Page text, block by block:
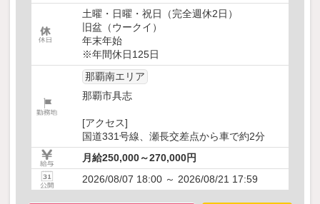
土曜・日曜・祝日（完全週休2日）
旧盆（ウークイ）
年末年始
※年間休日125日
那覇南エリア
那覇市具志
[アクセス]
国道331号線、瀬長交差点から車で約2分
月給250,000～270,000円
2026/08/07 18:00 ～ 2026/08/21 17:59